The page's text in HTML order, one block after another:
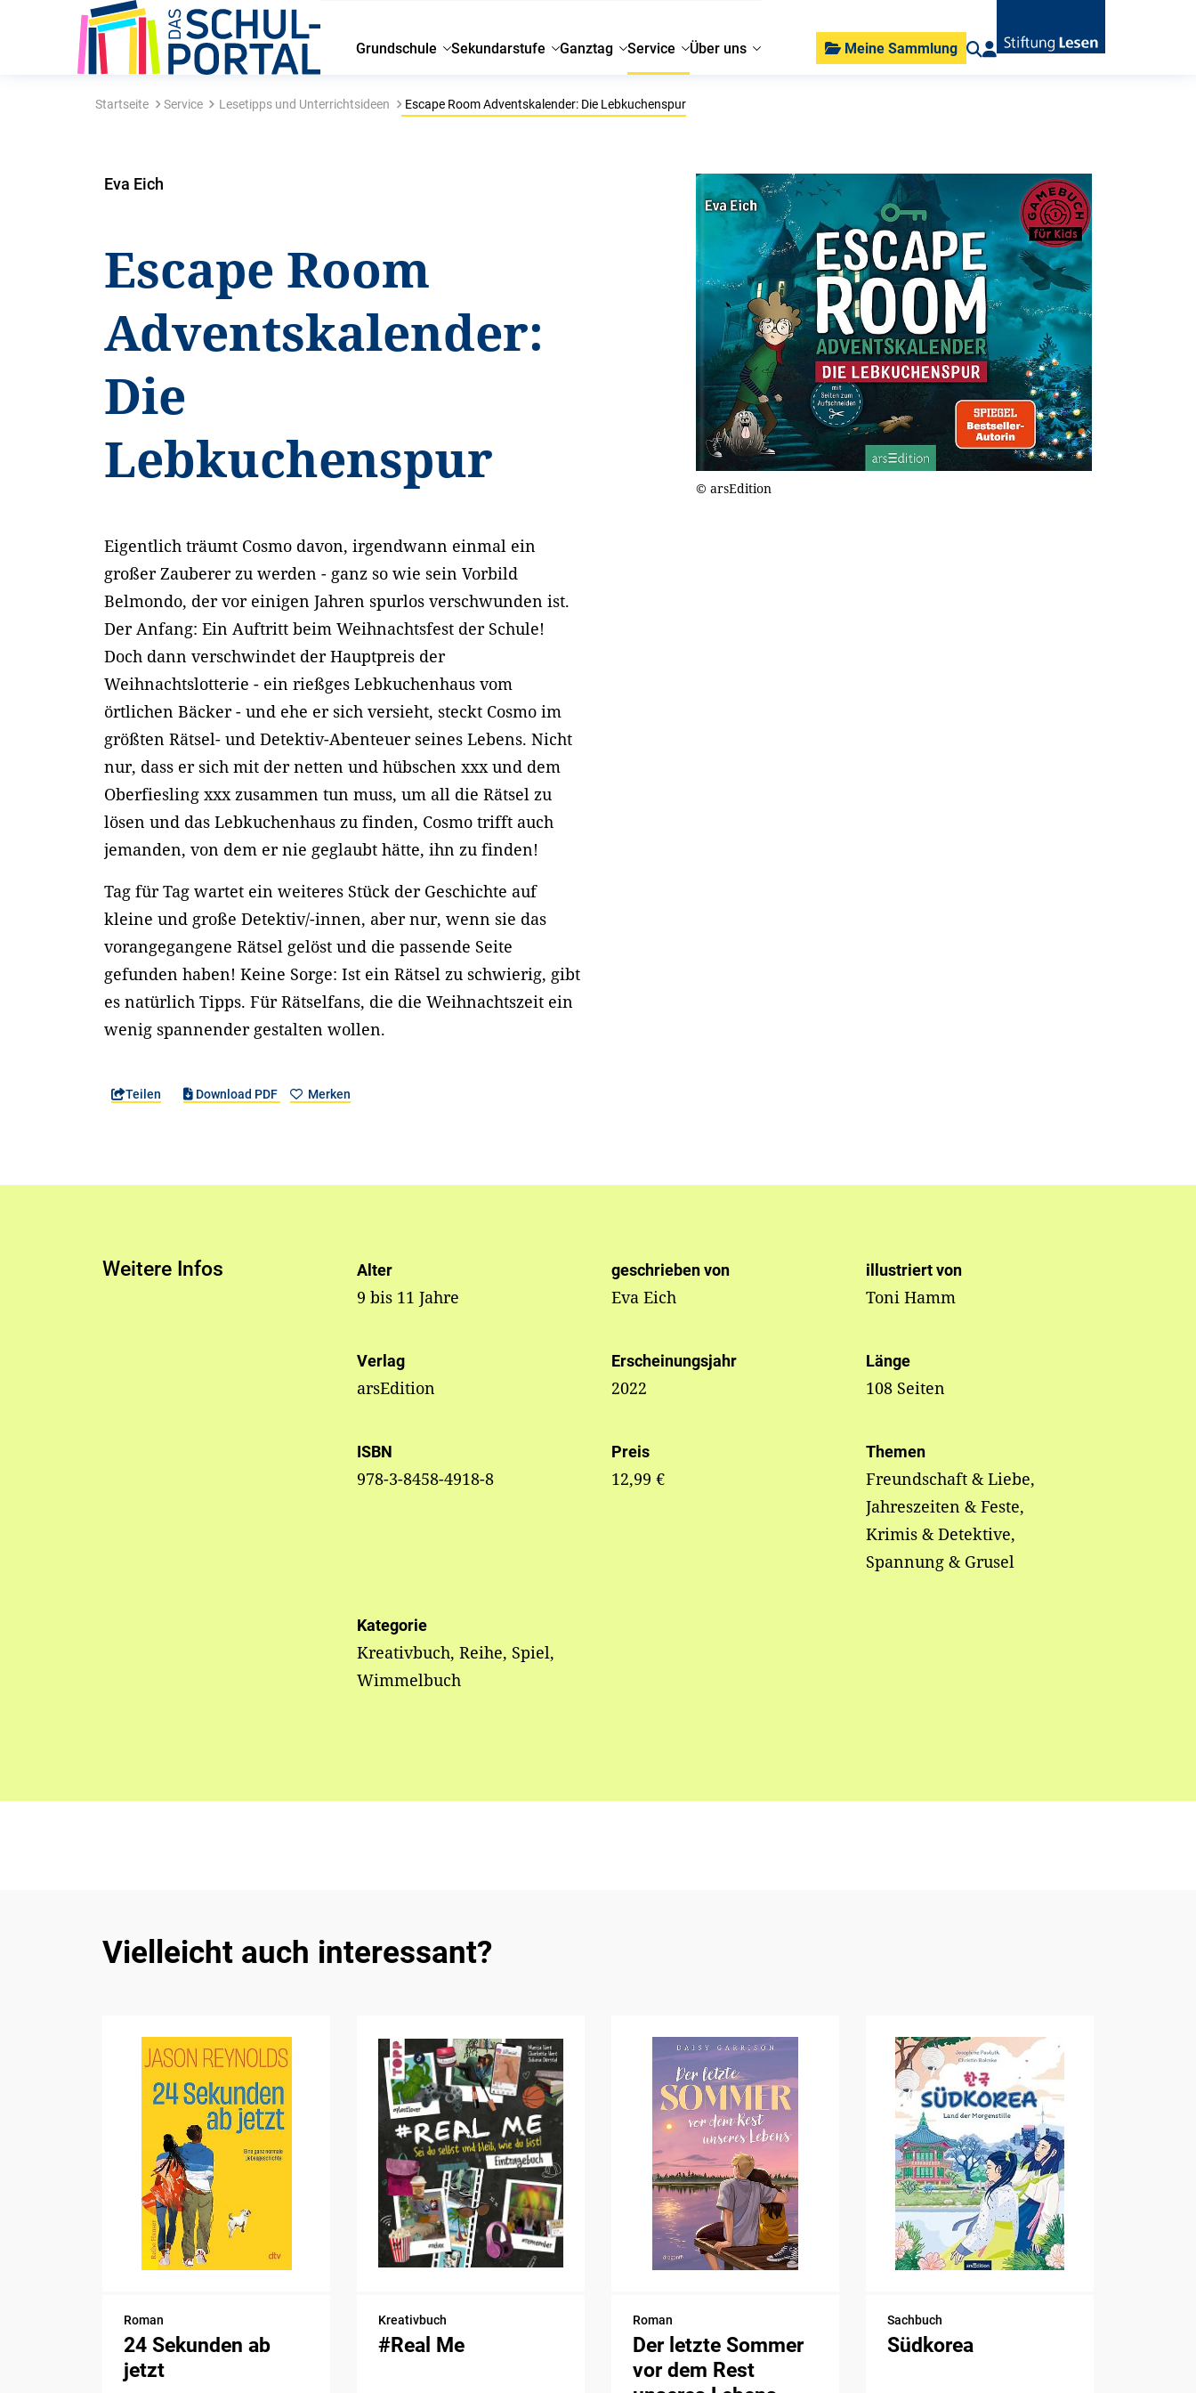
Grundschule Sekundarstufe Ganztag Service Über uns Meine Sammlung
Startseite Service Lesetipps und Unterrichtsideen Escape Room Adventskalender: Die Lebkuchenspur
Eva Eich
Escape Room
Adventskalender:
Die
Lebkuchenspur
Eigentlich träumt Cosmo davon, irgendwann einmal ein
großer Zauberer zu werden - ganz so wie sein Vorbild
Belmondo, der vor einigen Jahren spurlos verschwunden ist.
Der Anfang: Ein Auftritt beim Weihnachtsfest der Schule!
Doch dann verschwindet der Hauptpreis der
Weihnachtslotterie - ein rießges Lebkuchenhaus vom
örtlichen Bäcker - und ehe er sich versieht, steckt Cosmo im
größten Rätsel- und Detektiv-Abenteuer seines Lebens. Nicht
nur, dass er sich mit der netten und hübschen xxx und dem
Oberfiesling xxx zusammen tun muss, um all die Rätsel zu
lösen und das Lebkuchenhaus zu finden, Cosmo trifft auch
jemanden, von dem er nie geglaubt hätte, ihn zu finden!
Tag für Tag wartet ein weiteres Stück der Geschichte auf
kleine und große Detektiv/-innen, aber nur, wenn sie das
vorangegangene Rätsel gelöst und die passende Seite
gefunden haben! Keine Sorge: Ist ein Rätsel zu schwierig, gibt
es natürlich Tipps. Für Rätselfans, die die Weihnachtszeit ein
wenig spannender gestalten wollen.
Teilen Download PDF Merken
© arsEdition
Weitere Infos Alter
9 bis 11 Jahre
geschrieben von
Eva Eich
illustriert von
Toni Hamm
Verlag
arsEdition
Erscheinungsjahr
2022
Länge
108 Seiten
ISBN
978-3-8458-4918-8
Preis
12,99 €
Themen
Freundschaft & Liebe,
Jahreszeiten & Feste,
Krimis & Detektive,
Spannung & Grusel
Kategorie
Kreativbuch, Reihe, Spiel,
Wimmelbuch
Vielleicht auch interessant?
Roman
24 Sekunden ab
jetzt
Kreativbuch
#Real Me
Roman
Der letzte Sommer
vor dem Rest
Sachbuch
Südkorea